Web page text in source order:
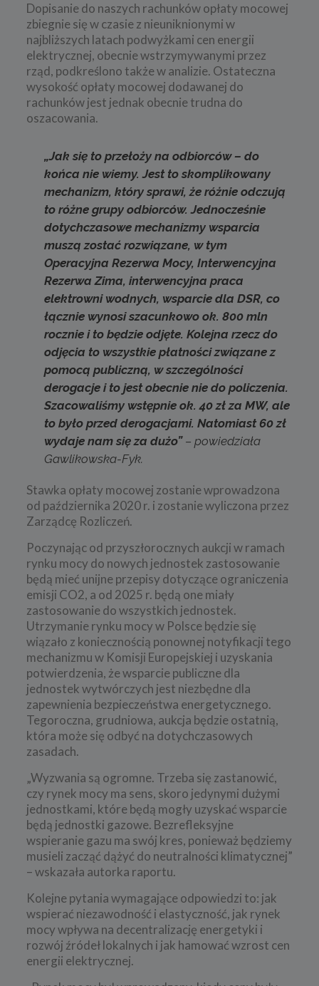
Dopisanie do naszych rachunków opłaty mocowej
zbiegnie się w czasie z nieuniknionymi w
najbliższych latach podwyżkami cen energii
elektrycznej, obecnie wstrzymywanymi przez
rząd, podkreślono także w analizie. Ostateczna
wysokość opłaty mocowej dodawanej do
rachunków jest jednak obecnie trudna do
oszacowania.
„Jak się to przełoży na odbiorców – do
końca nie wiemy. Jest to skomplikowany
mechanizm, który sprawi, że różnie odczują
to różne grupy odbiorców. Jednocześnie
dotychczasowe mechanizmy wsparcia
muszą zostać rozwiązane, w tym
Operacyjna Rezerwa Mocy, Interwencyjna
Rezerwa Zima, interwencyjna praca
elektrowni wodnych, wsparcie dla DSR, co
łącznie wynosi szacunkowo ok. 800 mln
rocznie i to będzie odjęte. Kolejna rzecz do
odjęcia to wszystkie płatności związane z
pomocą publiczną, w szczególności
derogacje i to jest obecnie nie do policzenia.
Szacowaliśmy wstępnie ok. 40 zł za MW, ale
to było przed derogacjami. Natomiast 60 zł
wydaje nam się za dużo”– powiedziała
Gawlikowska-Fyk.
Stawka opłaty mocowej zostanie wprowadzona
od października 2020 r. i zostanie wyliczona przez
Zarządcę Rozliczeń.
Poczynając od przyszłorocznych aukcji w ramach
rynku mocy do nowych jednostek zastosowanie
będą mieć unijne przepisy dotyczące ograniczenia
emisji CO2, a od 2025 r. będą one miały
zastosowanie do wszystkich jednostek.
Utrzymanie rynku mocy w Polsce będzie się
wiązało z koniecznością ponownej notyfikacji tego
mechanizmu w Komisji Europejskiej i uzyskania
potwierdzenia, że wsparcie publiczne dla
jednostek wytwórczych jest niezbędne dla
zapewnienia bezpieczeństwa energetycznego.
Tegoroczna, grudniowa, aukcja będzie ostatnią,
która może się odbyć na dotychczasowych
zasadach.
„Wyzwania są ogromne. Trzeba się zastanowić,
czy rynek mocy ma sens, skoro jedynymi dużymi
jednostkami, które będą mogły uzyskać wsparcie
będą jednostki gazowe. Bezrefleksyjne
wspieranie gazu ma swój kres, ponieważ będziemy
musieli zacząć dążyć do neutralności klimatycznej”
– wskazała autorka raportu.
Kolejne pytania wymagające odpowiedzi to: jak
wspierać niezawodność i elastyczność, jak rynek
mocy wpływa na decentralizację energetyki i
rozwój źródeł lokalnych i jak hamować wzrost cen
energii elektrycznej.